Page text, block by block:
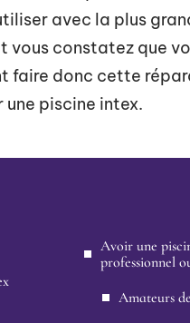
avec la plus
vous constatez que
faire donc cette
une piscine intex.
Avoir une
professionnel
Amateurs